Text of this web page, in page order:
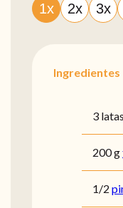
1x 2x 3x
Ingredientes
3 latas
200 g
1/2